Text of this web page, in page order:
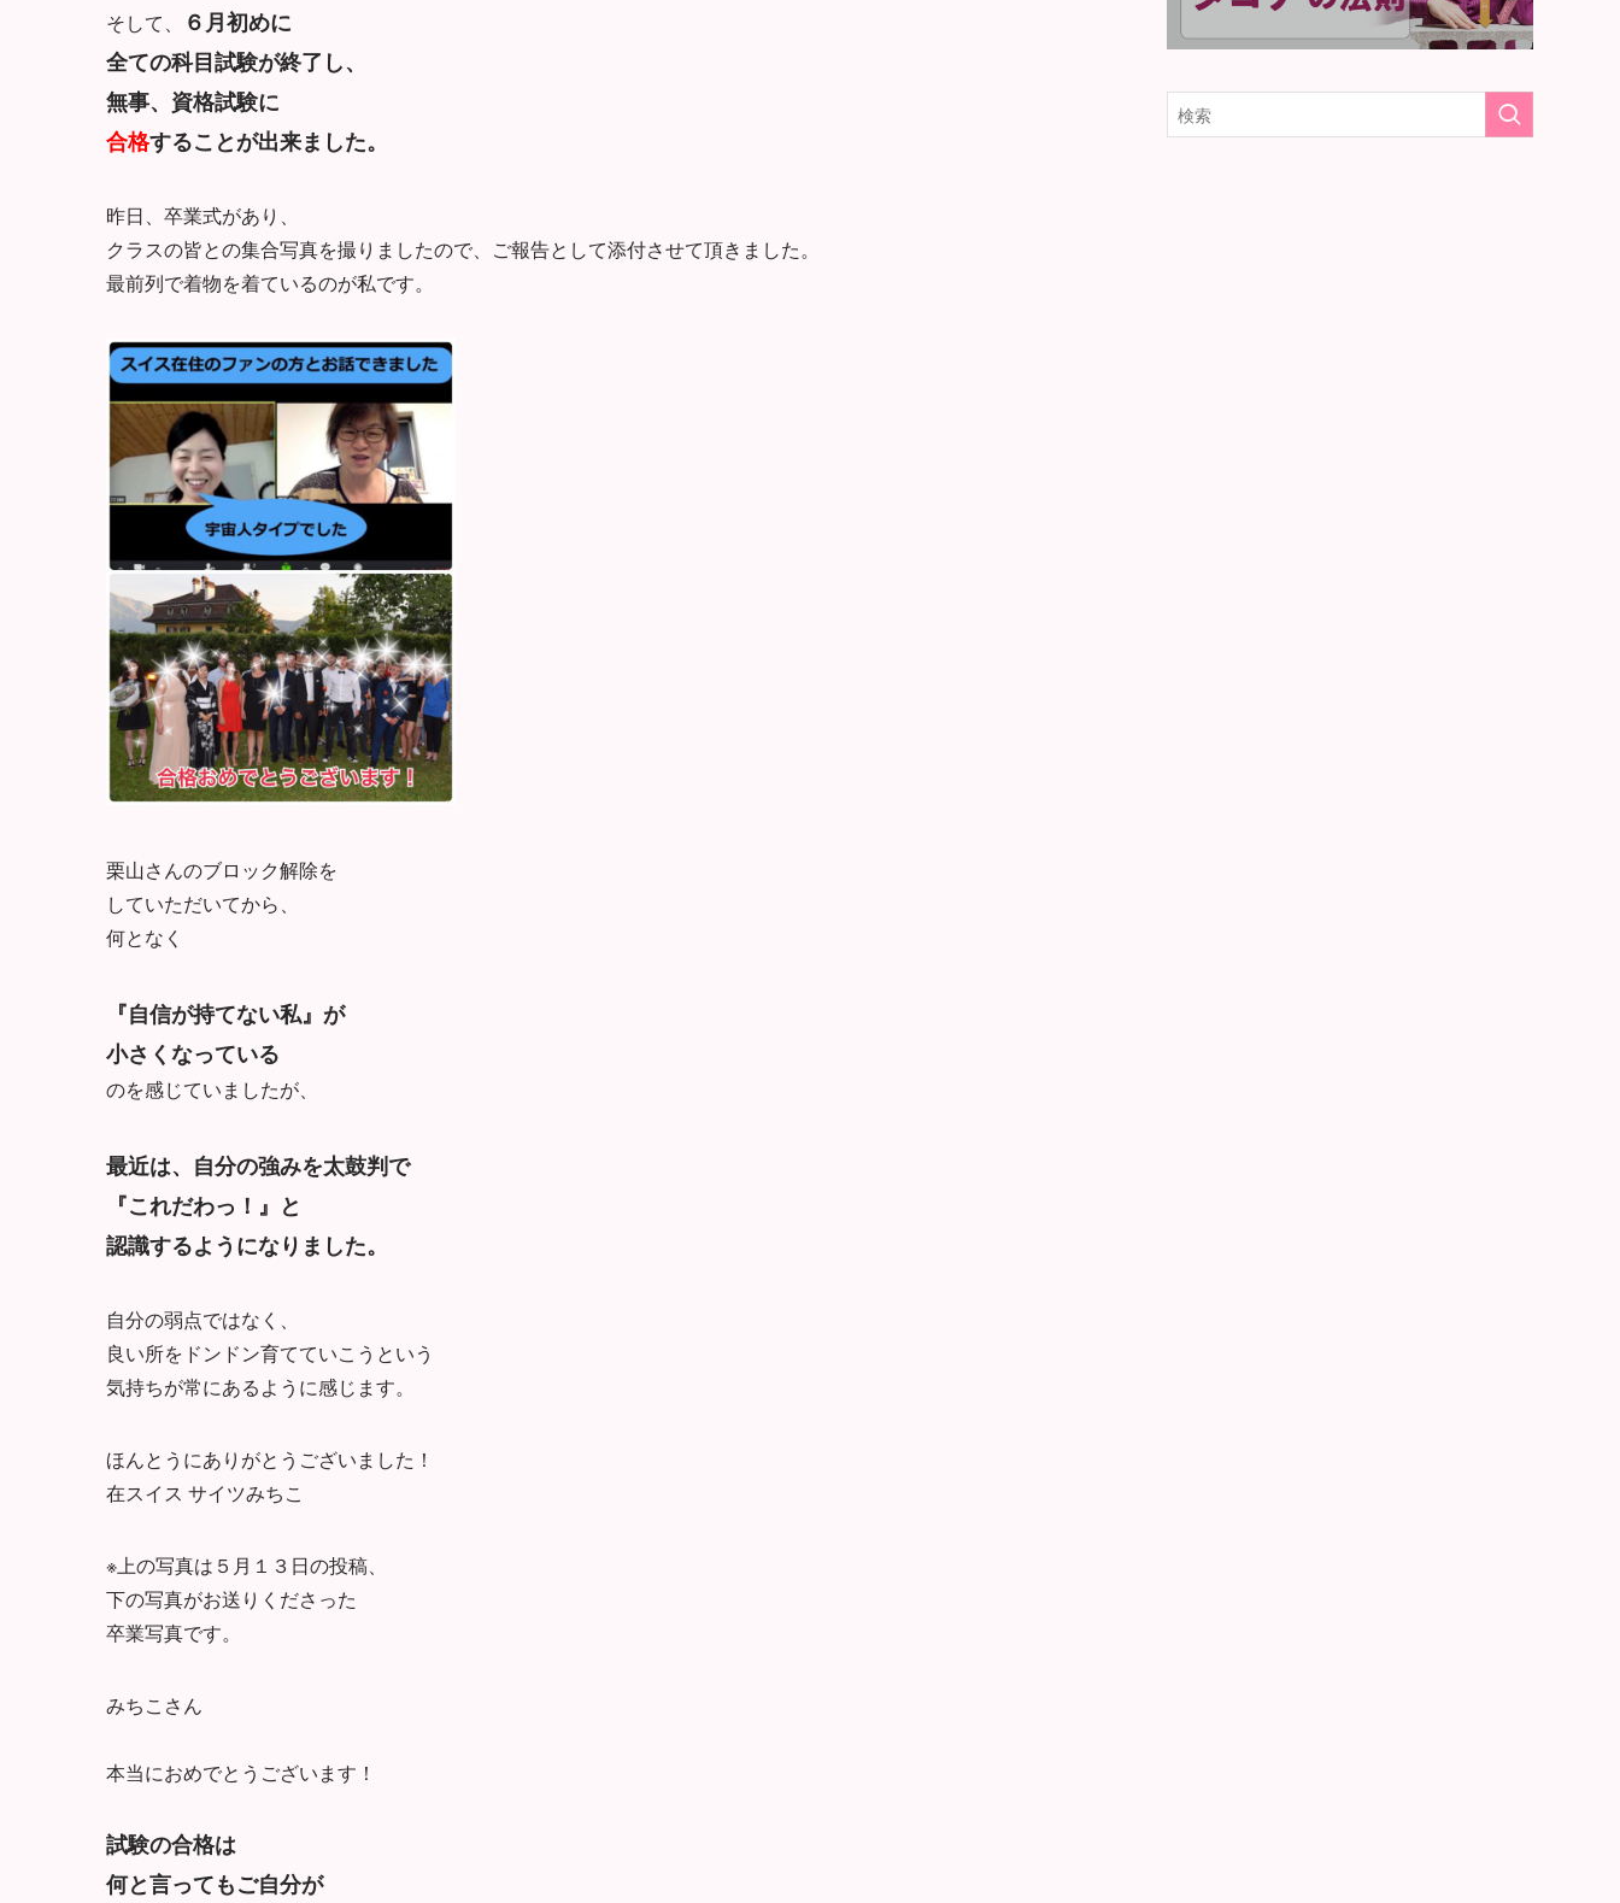
そして、
６月初めに
全ての科目試験が終了し、
無事、資格試験に
合格することが出来ました。
昨日、卒業式があり、
クラスの皆との集合写真を撮りましたので、ご報告として添付させて頂きました。
最前列で着物を着ているのが私です。
栗山さんのブロック解除を
していただいてから、
何となく
『自信が持てない私』が
小さくなっている
のを感じていま したが、
最近は、自分の強みを太鼓判で
『これだわっ！』と
認識するようになりました。
自分の弱点ではなく、
良い所をドン ドン育てていこうという
気持ちが常にあるように感じます。
ほんとうにありがとうございました！
在スイス サイツみちこ
※上の写真は５月１３日の投稿、
下の写真がお送りくださ った
卒業写真です。
みちこさん
本当におめでとうございます！
試験の合格は
何と言ってもご自分が